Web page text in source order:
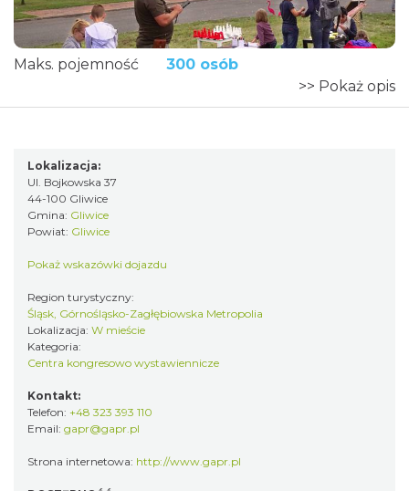
Maks. pojemność
300 osób
>> Pokaż opis
Lokalizacja:
Ul. Bojkowska 37
44-100 Gliwice
Gmina: Gliwice
Powiat: Gliwice
Pokaż wskazówki dojazdu
Region turystyczny:
Śląsk, Górnośląsko-Zagłębiowska Metropolia
Lokalizacja: W mieście
Kategoria:
Centra kongresowo wystawiennicze
Kontakt:
Telefon: +48 323 393 110
Email: gapr@gapr.pl
Strona internetowa: http://www.gapr.pl